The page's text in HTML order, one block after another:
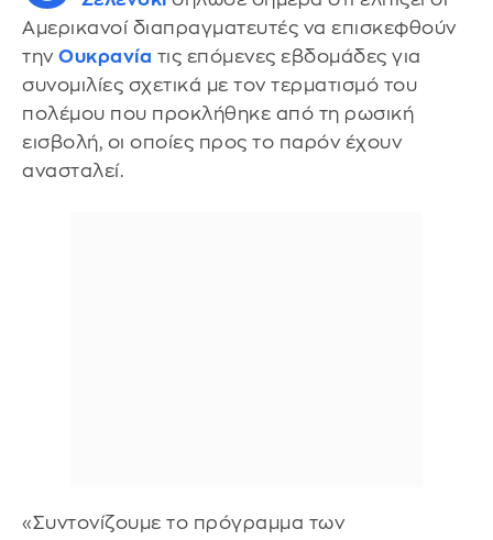
Αμερικανοί διαπραγματευτές να επισκεφθούν
την Ουκρανία τις επόμενες εβδομάδες για
συνομιλίες σχετικά με τον τερματισμό του
πολέμου που προκλήθηκε από τη ρωσική
εισβολή, οι οποίες προς το παρόν έχουν
ανασταλεί.
«Συντονίζουμε το πρόγραμμα των